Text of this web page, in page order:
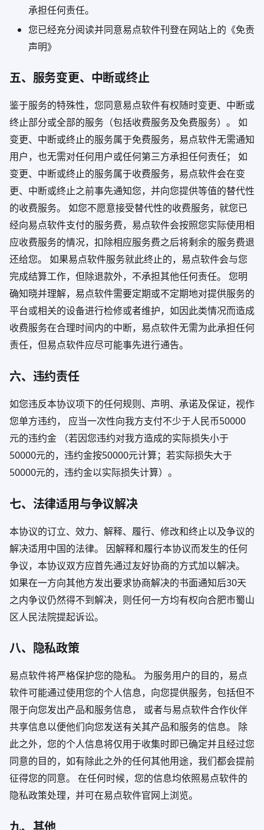
承担任何责任。
您已经充分阅读并同意易点软件刊登在网站上的《免责
声明》
五、服务变更、中断或终止
鉴于服务的特殊性，您同意易点软件有权随时变更、中断或
终止部分或全部的服务（包括收费服务及免费服务）。 如
变更、中断或终止的服务属于免费服务，易点软件无需通知
用户，也无需对任何用户或任何第三方承担任何责任； 如
变更、中断或终止的服务属于收费服务，易点软件会在变
更、中断或终止之前事先通知您，并向您提供等值的替代性
的收费服务。 如您不愿意接受替代性的收费服务，就您已
经向易点软件支付的服务费，易点软件会按照您实际使用相
应收费服务的情况，扣除相应服务费之后将剩余的服务费退
还给您。 如果易点软件服务就此终止的，易点软件会与您
完成结算工作，但除退款外，不承担其他任何责任。 您明
确知晓并理解，易点软件需要定期或不定期地对提供服务的
平台或相关的设备进行检修或者维护，如因此类情况而造成
收费服务在合理时间内的中断，易点软件无需为此承担任何
责任，但易点软件应尽可能事先进行通告。
六、违约责任
如您违反本协议项下的任何规则、声明、承诺及保证，视作
您单方违约， 应当一次性向我方支付不少于人民币50000
元的违约金 （若因您违约对我方造成的实际损失小于
50000元的，违约金按50000元计算；若实际损失大于
50000元的，违约金以实际损失计算）。
七、法律适用与争议解决
本协议的订立、效力、解释、履行、修改和终止以及争议的
解决适用中国的法律。 因解释和履行本协议而发生的任何
争议，本协议双方应首先通过友好协商的方式加以解决。
如果在一方向其他方发出要求协商解决的书面通知后30天
之内争议仍然得不到解决，则任何一方均有权向合肥市蜀山
区人民法院提起诉讼。
八、隐私政策
易点软件将严格保护您的隐私。 为服务用户的目的，易点
软件可能通过使用您的个人信息，向您提供服务，包括但不
限于向您发出产品和服务信息， 或者与易点软件合作伙伴
共享信息以便他们向您发送有关其产品和服务的信息。 除
此之外，您的个人信息将仅用于收集时即已确定并且经过您
同意的目的，如有除此之外的任何其他用途，我们都会提前
征得您的同意。 在任何时候，您的信息均依照易点软件的
隐私政策处理，并可在易点软件官网上浏览。
九、其他